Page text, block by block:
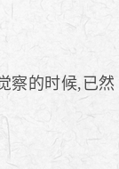
察的时候,已然